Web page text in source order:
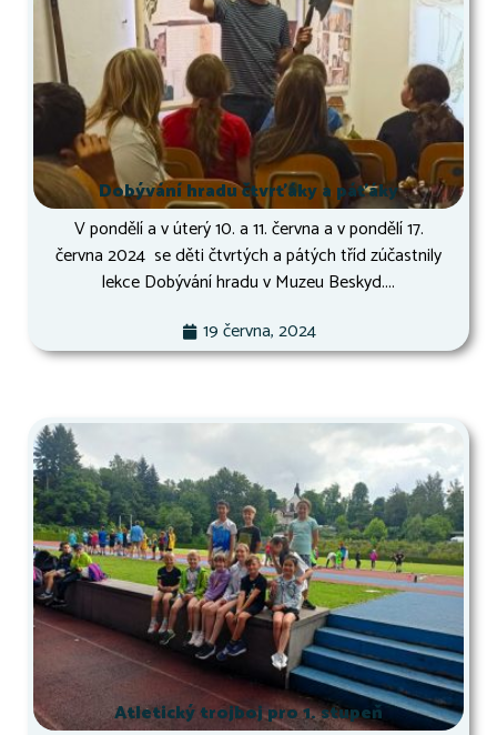
Dobývání hradu čtvrťáky a páťáky
V pondělí a v úterý 10. a 11. června a v pondělí 17.
června 2024 se děti čtvrtých a pátých tříd zúčastnily
lekce Dobývání hradu v Muzeu Beskyd....
19 června, 2024
Atletický trojboj pro 1. stupeň